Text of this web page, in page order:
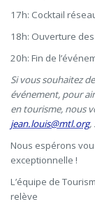
17h: Cocktail
18h: Ouverture
20h: Fin de
Si vous souhaitez
événement, pour
en tourisme, nous
jean.louis@mtl.org,
Nous espérons
exceptionnelle !
L’équipe de
relève